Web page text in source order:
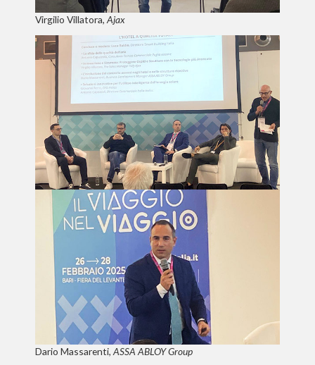
Virgilio Villatora, Ajax
Dario Massarenti, ASSA ABLOY Group